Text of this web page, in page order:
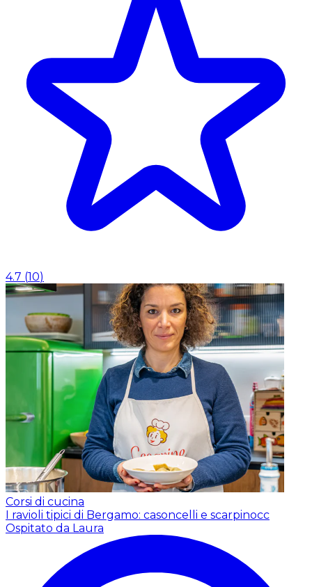
4.7 (10)
Corsi di cucina
I ravioli tipici di Bergamo: casoncelli e scarpinocc
Ospitato da Laura